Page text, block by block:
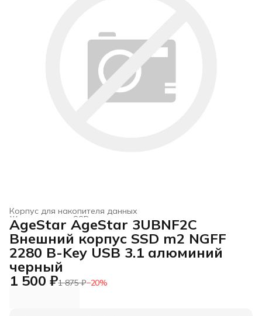
Корпус для накопителя данных
Жесткие диски, SSD и сетевые накопители ›
Электроника ›
Главная ›
AgeStar AgeStar 3UBNF2C
Внешний корпус SSD m2 NGFF
2280 B-Key USB 3.1 алюминий
черный
1 500 ₽1 875 ₽−20%